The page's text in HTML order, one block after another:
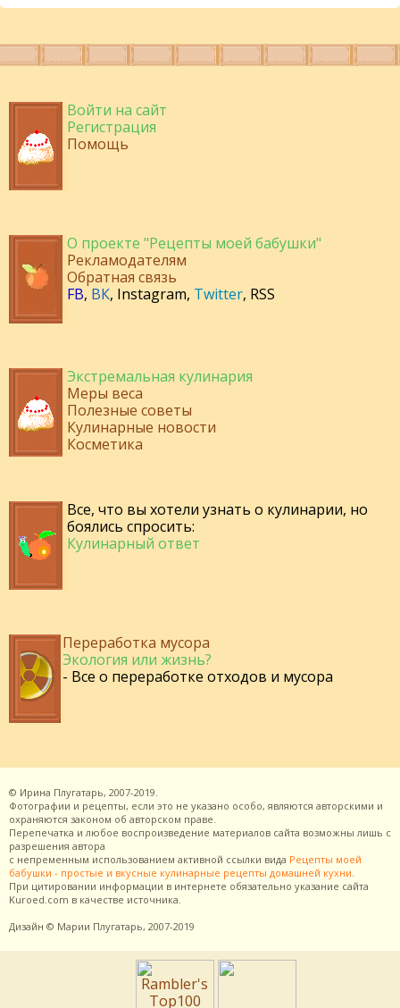
Войти на сайт
Регистрация
Помощь
О проекте "Рецепты моей бабушки"
Рекламодателям
Обратная связь
FB, ВК, Instagram, Twitter, RSS
Экстремальная кулинария
Меры веса
Полезные советы
Кулинарные новости
Косметика
Все, что вы хотели узнать о кулинарии, но
боялись спросить:
Кулинарный ответ
Переработка мусора
Экология или жизнь?
- Все о переработке отходов и мусора
© Ирина Плугатарь, 2007-2019.
Фотографии и рецепты, если это не указано особо, являются авторскими и
охраняются законом об авторском праве.
Перепечатка и любое воспроизведение материалов сайта возможны лишь с
разрешения автора
с непременным использованием активной ссылки вида Рецепты моей
бабушки - простые и вкусные кулинарные рецепты домашней кухни
При цитировании информации в интернете обязательно указание сайта
Kuroed.com в качестве источника.
Дизайн © Марии Плугатарь, 2007-2019